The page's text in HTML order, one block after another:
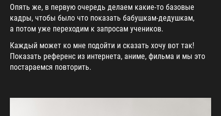
Опять же, в первую очередь делаем какие-то базовые
кадры, чтобы было что показать бабушкам-дедушкам,
а потом уже переходим к запросам учеников.
Каждый может ко мне подойти и сказать хочу вот так!
Показать референс из интернета, аниме, фильма и мы это
постараемся повторить.